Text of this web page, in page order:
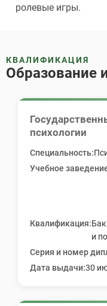
ролевые игры.
КВАЛИФИКАЦИЯ
Образование
психологии
Специальность:
Учебное
Квалификация:
и
Серия и номер
Дата выдачи:30